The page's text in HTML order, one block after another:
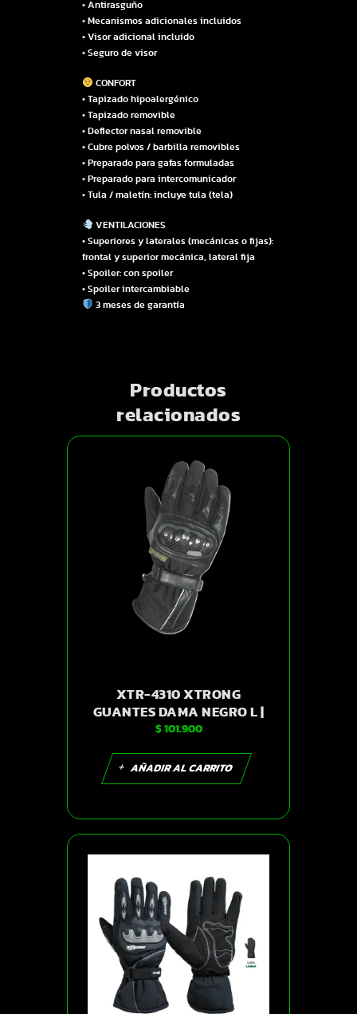
• Antirasguño
• Mecanismos adicionales incluidos
• Visor adicional incluido
• Seguro de visor
CONFORT
• Tapizado hipoalergénico
• Tapizado removible
• Deflector nasal removible
• Cubre polvos / barbilla removibles
• Preparado para gafas formuladas
• Preparado para intercomunicador
• Tula / maletín: incluye tula (tela)
VENTILACIONES
• Superiores y laterales (mecánicas o fijas):
frontal y superior mecánica, lateral fija
• Spoiler: con spoiler
• Spoiler intercambiable
3 meses de garantía
Productos
relacionados
XTR-4310 XTRONG
GUANTES DAMA NEGRO L |
SKU14278
$101.900
AÑADIR AL CARRITO